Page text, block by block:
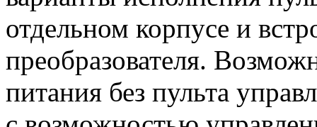
отдельном корпусе и
преобразователя.
питания без пульта